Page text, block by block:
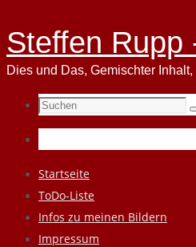
Steffen Rupp
Dies und Das, Gemischter
Suchen
nach:
Zum
Inhalt
springen
Startseite
ToDo-Liste
Infos zu meinen Bildern
Impressum